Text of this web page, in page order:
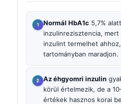
Normál HbA1c 5,7%
inzulinrezisztencia,
inzulint termelhet
tartományban maradjon.
Az éhgyomri inzulin
körül értelmezik, de a
értékek hasznos korai